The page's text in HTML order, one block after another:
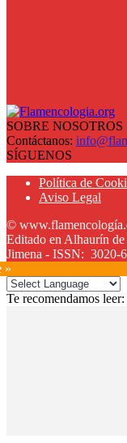
SOBRE NOSOTROS
Contáctanos:
SÍGUENOS
Política de
Aviso Legal
©
Editado en Alhaurín
Jimena - ISSN: 3020-
»
Te recomendamos leer: